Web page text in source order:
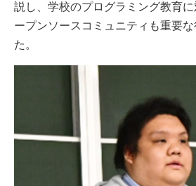
説し、学校のプログラミング教育
ープンソースコミュニティも重要
た。